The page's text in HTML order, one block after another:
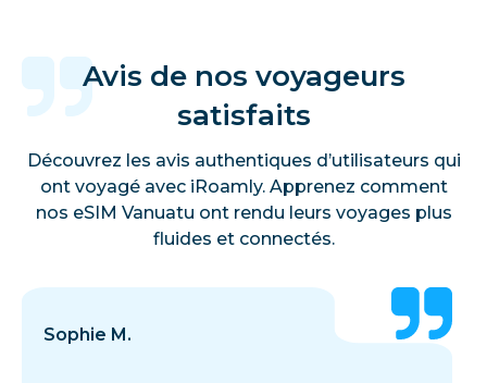
Avis de nos voyageurs
satisfaits
Découvrez les avis authentiques d’utilisateurs qui
ont voyagé avec iRoamly. Apprenez comment
nos eSIM Vanuatu ont rendu leurs voyages plus
fluides et connectés.
Sophie M.